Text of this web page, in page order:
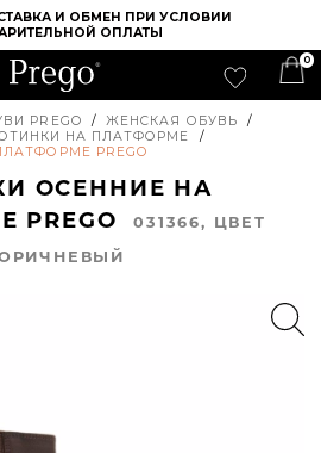
И ОБМЕН ПРИ УСЛОВИИ
ОПЛАТЫ
0
PREGO / ЖЕНСКАЯ ОБУВЬ
/
НА ПЛАТФОРМЕ
/
PREGO
ОСЕННИЕ НА
PREGO031366, ЦВЕТ